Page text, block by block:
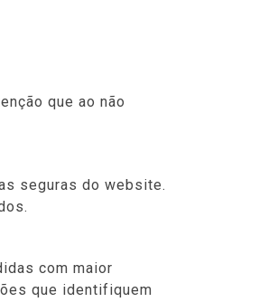
que ao não
seguras do website.
com maior
que identifiquem